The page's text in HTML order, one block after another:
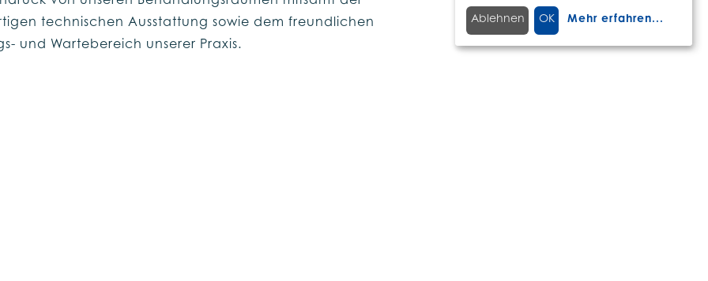
technischen Ausstattung sowie dem freundlichen
und Wartebereich unserer Praxis.
Ablehnen OK Mehr erfahren...